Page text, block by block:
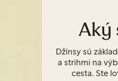
Aký
Džínsy sú
a strihmi na
cesta. Ste